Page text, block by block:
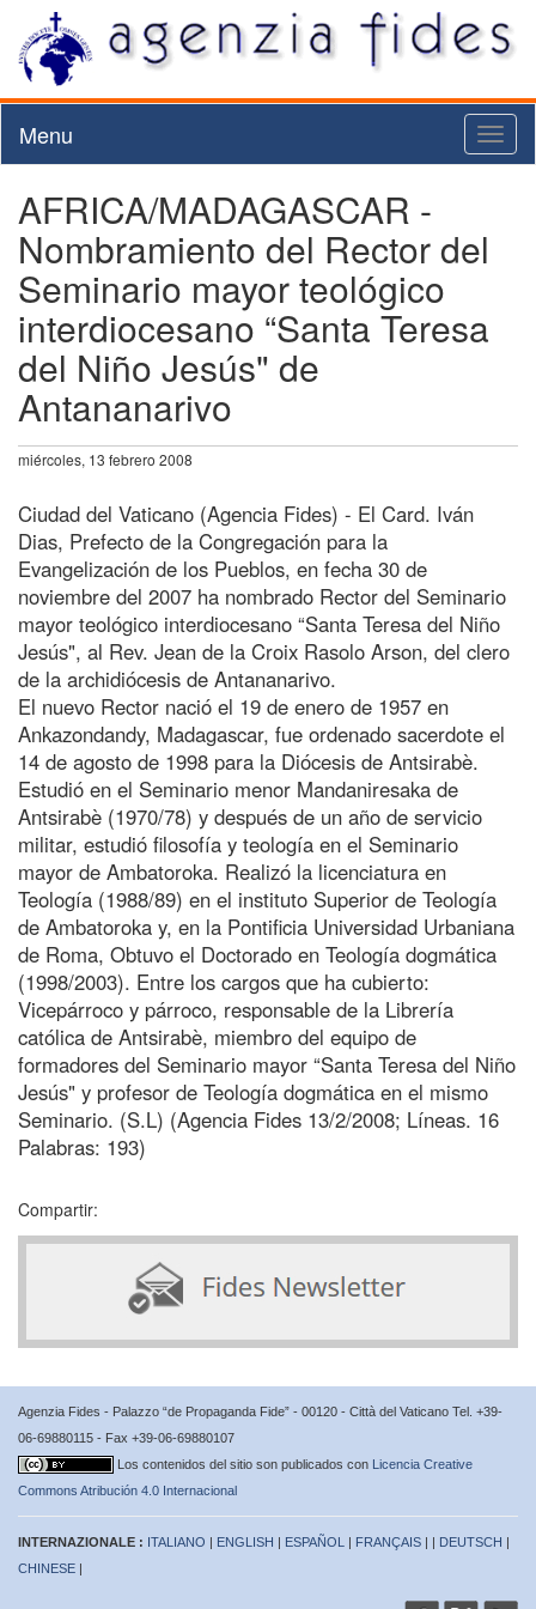
Menu
AFRICA/MADAGASCAR -
Nombramiento del Rector del
Seminario mayor teológico
interdiocesano “Santa Teresa
del Niño Jesús" de
Antananarivo
miércoles, 13 febrero 2008
Ciudad del Vaticano (Agencia Fides) - El Card. Iván
Dias, Prefecto de la Congregación para la
Evangelización de los Pueblos, en fecha 30 de
noviembre del 2007 ha nombrado Rector del Seminario
mayor teológico interdiocesano “Santa Teresa del Niño
Jesús", al Rev. Jean de la Croix Rasolo Arson, del clero
de la archidiócesis de Antananarivo.
El nuevo Rector nació el 19 de enero de 1957 en
Ankazondandy, Madagascar, fue ordenado sacerdote el
14 de agosto de 1998 para la Diócesis de Antsirabè.
Estudió en el Seminario menor Mandaniresaka de
Antsirabè (1970/78) y después de un año de servicio
militar, estudió filosofía y teología en el Seminario
mayor de Ambatoroka. Realizó la licenciatura en
Teología (1988/89) en el instituto Superior de Teología
de Ambatoroka y, en la Pontificia Universidad Urbaniana
de Roma, Obtuvo el Doctorado en Teología dogmática
(1998/2003). Entre los cargos que ha cubierto:
Vicepárroco y párroco, responsable de la Librería
católica de Antsirabè, miembro del equipo de
formadores del Seminario mayor “Santa Teresa del Niño
Jesús" y profesor de Teología dogmática en el mismo
Seminario. (S.L) (Agencia Fides 13/2/2008; Líneas. 16
Palabras: 193)
Compartir:
Agenzia Fides - Palazzo “de Propaganda Fide” - 00120 - Città del Vaticano Tel. +39-
06-69880115 - Fax +39-06-69880107
Los contenidos del sitio son publicados con Licencia Creative
Commons Atribución 4.0 Internacional
INTERNAZIONALE : ITALIANO | ENGLISH | ESPAÑOL | FRANÇAIS | | DEUTSCH |
CHINESE |